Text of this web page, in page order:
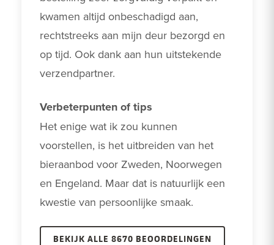
kwamen altijd onbeschadigd aan,
rechtstreeks aan mijn deur bezorgd en
op tijd. Ook dank aan hun uitstekende
verzendpartner.
Verbeterpunten of tips
Het enige wat ik zou kunnen
voorstellen, is het uitbreiden van het
bieraanbod voor Zweden, Noorwegen
en Engeland. Maar dat is natuurlijk een
kwestie van persoonlijke smaak.
BEKIJK ALLE 8670 BEOORDELINGEN